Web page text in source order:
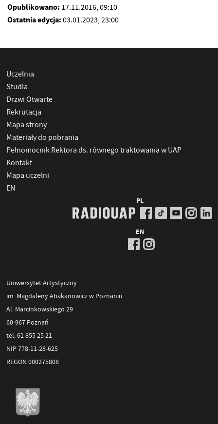
Opublikowano: 17.11.2016, 09:10
Ostatnia edycja: 03.01.2023, 23:00
Uczelnia
Studia
Drzwi Otwarte
Rekrutacja
Mapa strony
Materiały do pobrania
Pełnomocnik Rektora ds. równego traktowania w UAP
Kontakt
Mapa uczelni
EN
PL
EN
Uniwersytet Artystyczny
im. Magdaleny Abakanowicz w Poznaniu
Al. Marcinkowskiego 29
60-967 Poznań
tel. 61 855 25 21
NIP 778-11-28-625
REGON 000275808